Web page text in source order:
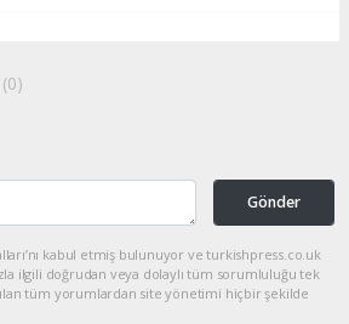
(0)
Gönder
kabul etmiş bulunuyor ve turkishpress.co.uk
ilgili doğrudan veya dolaylı tüm sorumluluğu tek
tüm yorumlardan site yönetimi hiçbir şekilde